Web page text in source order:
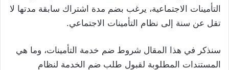
التأمينات الاجتماعية، يرغب بضم مدة اشتراك سابقة مدتها لا
تقل عن سنة إلى نظام التأمينات الاجتماعي.
سنذكر في هذا المقال شروط ضم خدمة التأمينات، وما هي
المستندات المطلوبة لقبول طلب ضم الخدمة لنظام